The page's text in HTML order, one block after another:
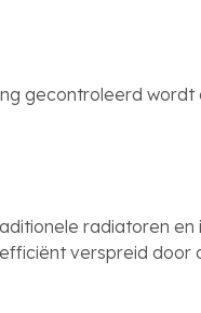
gecontroleerd
radiatoren
verspreid